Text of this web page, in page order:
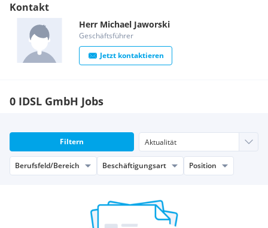
Kontakt
Herr Michael Jaworski
Geschäftsführer
Jetzt kontaktieren
0 IDSL GmbH Jobs
Filtern
Berufsfeld/Bereich Beschäftigungsart Position